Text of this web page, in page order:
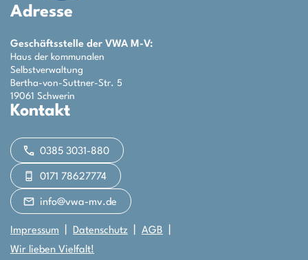
Adresse
Geschäftsstelle der VWA M-V:
Haus der kommunalen
Selbstverwaltung
Bertha-von-Suttner-Str. 5
19061 Schwerin
Kontakt
0385 3031-880
0171 78627774
info@vwa-mv.de
Impressum Datenschutz
AGB
Wir lieben Vielfalt!